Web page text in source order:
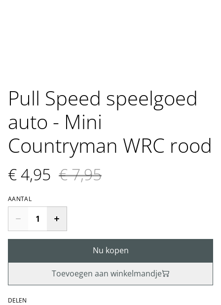
Pull Speed speelgoed
auto - Mini
Countryman WRC rood
€ 4,95 € 7,95
AANTAL
Nu kopen
Toevoegen aan winkelmandje
DELEN